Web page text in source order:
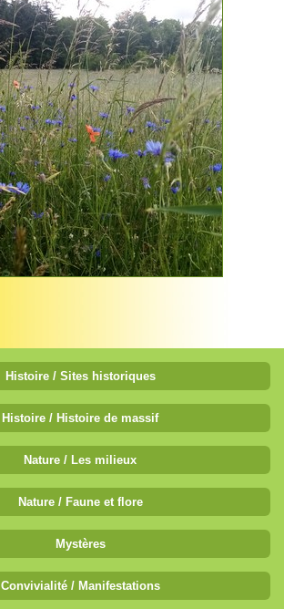
Histoire / Sites historiques
Histoire / Histoire de massif
Nature / Les milieux
Nature / Faune et flore
Mystères
Convivialité / Manifestations